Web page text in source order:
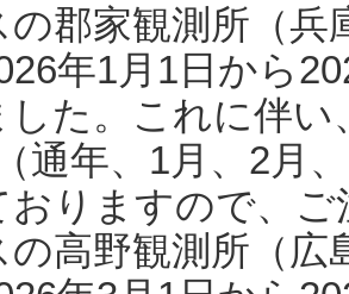
の郡家観測所（
年1月1日から
た。これに伴い
通年、1月、2月
おりますので、
の高野観測所（